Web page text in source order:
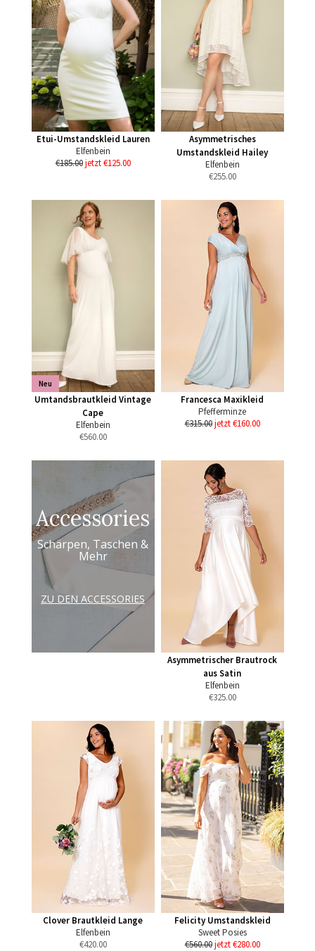
Etui-Umstandskleid Lauren
Elfenbein
€185.00 jetzt €125.00
Asymmetrisches
Umstandskleid Hailey
Elfenbein
€255.00
Neu
Umtandsbrautkleid Vintage
Cape
Elfenbein
€560.00
Francesca Maxikleid
Pfefferminze
€315.00 jetzt €160.00
Accessories
Schärpen, Taschen &
Mehr
ZU DEN ACCESSORIES
Asymmetrischer Brautrock
aus Satin
Elfenbein
€325.00
Clover Brautkleid Lange
Elfenbein
€420.00
Felicity Umstandskleid
Sweet Posies
€560.00 jetzt €280.00